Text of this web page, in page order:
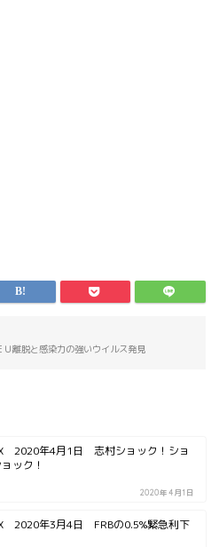
離脱と感染力の強いウイルス発見
2020年4月1日 志村ショック！ショ
ック！
2020年4月1日
2020年3月4日 FRBの0.5%緊急利下